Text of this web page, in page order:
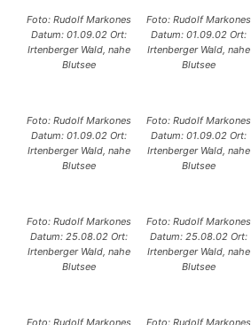
Foto: Rudolf Markones
Datum: 01.09.02 Ort:
Irtenberger Wald, nahe
Blutsee
Foto: Rudolf Markones
Datum: 01.09.02 Ort:
Irtenberger Wald, nahe
Blutsee
Foto: Rudolf Markones
Datum: 01.09.02 Ort:
Irtenberger Wald, nahe
Blutsee
Foto: Rudolf Markones
Datum: 01.09.02 Ort:
Irtenberger Wald, nahe
Blutsee
Foto: Rudolf Markones
Datum: 25.08.02 Ort:
Irtenberger Wald, nahe
Blutsee
Foto: Rudolf Markones
Datum: 25.08.02 Ort:
Irtenberger Wald, nahe
Blutsee